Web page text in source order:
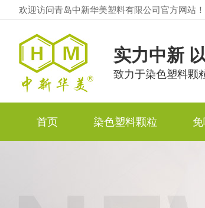
欢迎访问青岛中新华美塑料有限公司官方网站
实力中新
致力于染色塑料颗
首页 染色塑料颗粒